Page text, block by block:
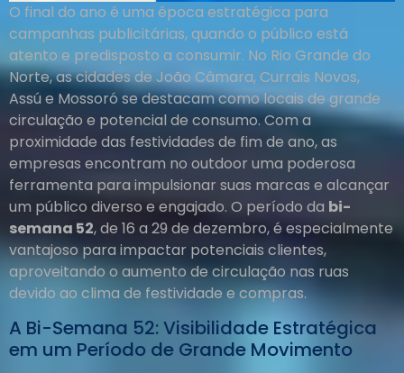
O final do ano é uma época estratégica para
campanhas publicitárias, quando o público está
atento e predisposto a consumir. No Rio Grande do
Norte, as cidades de João Câmara, Currais Novos,
Assú e Mossoró se destacam como locais de grande
circulação e potencial de consumo. Com a
proximidade das festividades de fim de ano, as
empresas encontram no outdoor uma poderosa
ferramenta para impulsionar suas marcas e alcançar
um público diverso e engajado. O período da bi-
semana 52, de 16 a 29 de dezembro, é especialmente
vantajoso para impactar potenciais clientes,
aproveitando o aumento de circulação nas ruas
devido ao clima de festividade e compras.
A Bi-Semana 52: Visibilidade Estratégica
em um Período de Grande Movimento